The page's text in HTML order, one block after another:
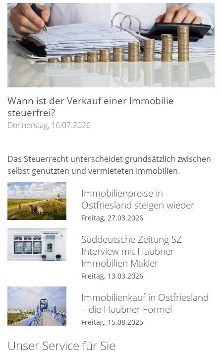
Wann ist der Verkauf einer Immobilie
steuerfrei?
Donnerstag, 16.07.2026
Das Steuerrecht unterscheidet grundsätzlich zwischen
selbst genutzten und vermieteten Immobilien.
Immobilienpreise in
Ostfriesland steigen wieder
Freitag, 27.03.2026
Süddeutsche Zeitung SZ
Interview mit Haubner
Immobilien Makler
Freitag, 13.03.2026
Immobilienkauf in Ostfriesland
– die Haubner Formel
Freitag, 15.08.2025
Unser Service für Sie